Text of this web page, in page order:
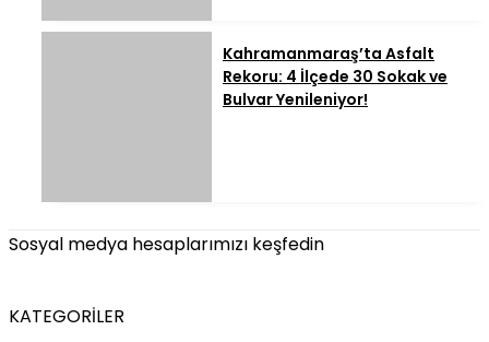
Kahramanmaraş’ta Asfalt
Rekoru: 4 İlçede 30 Sokak ve
Bulvar Yenileniyor!
Sosyal medya hesaplarımızı keşfedin
KATEGORİLER